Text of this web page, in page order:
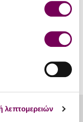
λεπτομερειών
Pistachio,
Silver, Valhrona